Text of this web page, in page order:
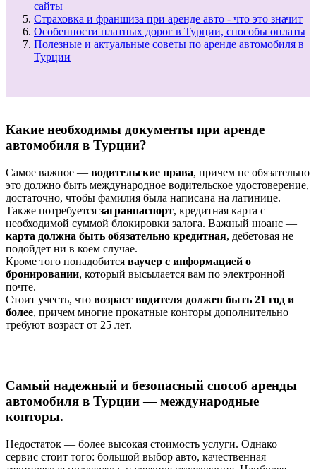
сайты
Страховка и франшиза при аренде авто - что это значит
Особенности платных дорог в Турции, способы оплаты
Полезные и актуальные советы по аренде автомобиля в
Турции
Какие необходимы документы при аренде
автомобиля в Турции?
Самое важное — водительские права, причем не обязательно
это должно быть международное водительское удостоверение,
достаточно, чтобы фамилия была написана на латинице.
Также потребуется загранпаспорт, кредитная карта с
необходимой суммой блокировки залога. Важный нюанс —
карта должна быть обязательно кредитная, дебетовая не
подойдет ни в коем случае.
Кроме того понадобится ваучер с информацией о
бронировании, который высылается вам по электронной
почте.
Стоит учесть, что возраст водителя должен быть 21 год и
более, причем многие прокатные конторы дополнительно
требуют возраст от 25 лет.
Самый надежный и безопасный способ аренды
автомобиля в Турции — международные
конторы.
Недостаток — более высокая стоимость услуги. Однако
сервис стоит того: большой выбор авто, качественная